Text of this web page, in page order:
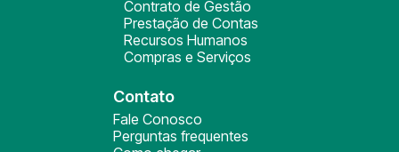
Contrato de Gestão
Prestação de Contas
Recursos Humanos
Compras e Serviços
Contato
Fale Conosco
Perguntas frequentes